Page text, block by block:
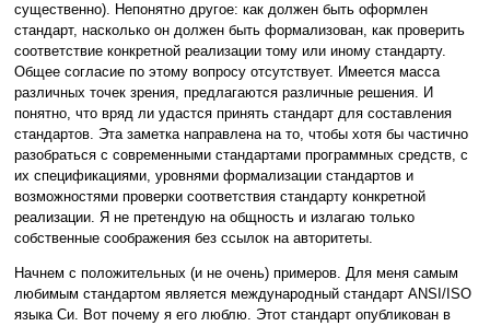
существенно). Непонятно другое: как должен быть оформлен
стандарт, насколько он должен быть формализован, как проверить
соответствие конкретной реализации тому или иному стандарту.
Общее согласие по этому вопросу отсутствует. Имеется масса
различных точек зрения, предлагаются различные решения. И
понятно, что вряд ли удастся принять стандарт для составления
стандартов. Эта заметка направлена на то, чтобы хотя бы частично
разобраться с современными стандартами программных средств, с
их спецификациями, уровнями формализации стандартов и
возможностями проверки соответствия стандарту конкретной
реализации. Я не претендую на общность и излагаю только
собственные соображения без ссылок на авторитеты.
Начнем с положительных (и не очень) примеров. Для меня самым
любимым стандартом является международный стандарт ANSI/ISO
языка Си. Вот почему я его люблю. Этот стандарт опубликован в